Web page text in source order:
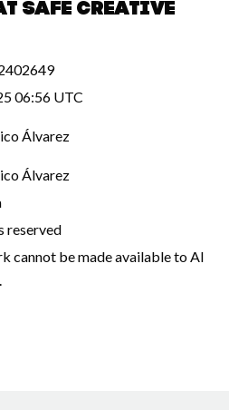
Safe Creative
06:56 UTC
Álvarez
Álvarez
reserved
cannot be made available to AI